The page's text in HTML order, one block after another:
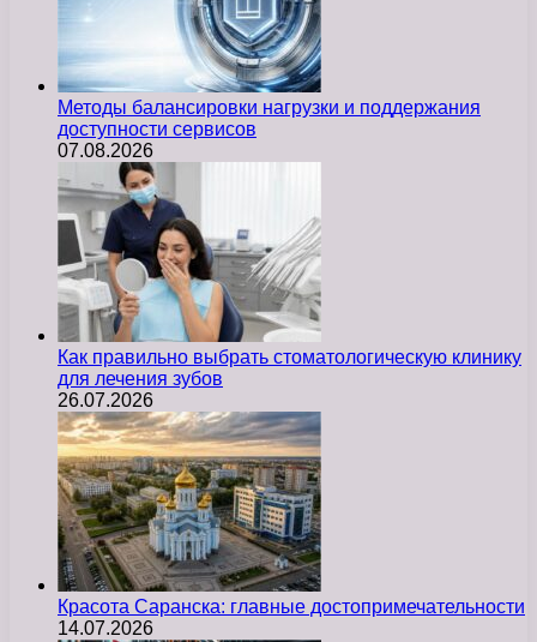
Методы балансировки нагрузки и поддержания
доступности сервисов
07.08.2026
Как правильно выбрать стоматологическую клинику
для лечения зубов
26.07.2026
Красота Саранска: главные достопримечательности
14.07.2026